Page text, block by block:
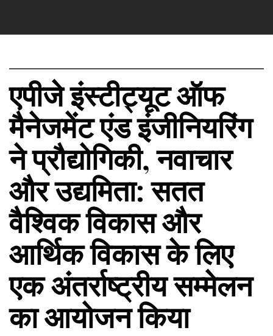
एपीजे इंस्टीट्यूट ऑफ
मैनेजमेंट एंड इंजीनियरिंग
ने प्रौद्योगिकी, नवाचार
और उद्यमिता: सतत
वैश्विक विकास और
आर्थिक विकास के लिए
एक अंतर्राष्ट्रीय सम्मेलन
का आयोजन किया